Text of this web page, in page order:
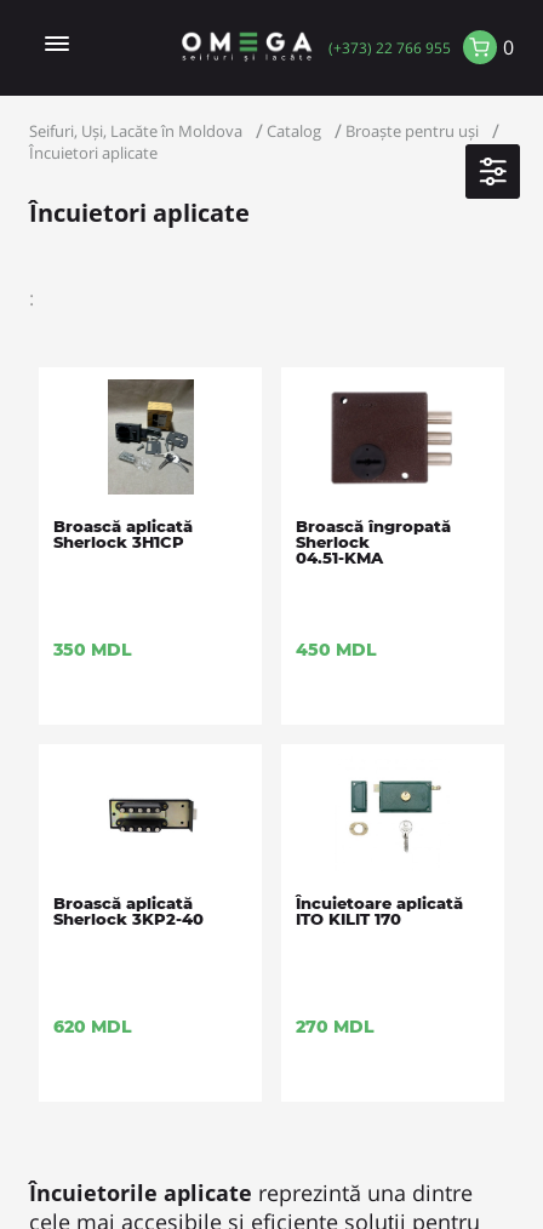
(+373) 22 766 955 0
Seifuri, Uși, Lacăte în Moldova Catalog
Broaște pentru uși
Încuietori aplicate
Încuietori aplicate
:
Broască aplicată
Sherlock 3H1CP
350 MDL
Broască îngropată
Sherlock
04.51-KMA
450 MDL
Broască aplicată
Sherlock 3KP2-40
620 MDL
Încuietoare aplicată
ITO KILIT 170
270 MDL
Încuietorile aplicate reprezintă una dintre
cele mai accesibile și eficiente soluții pentru